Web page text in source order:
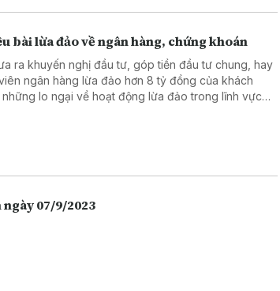
bài lừa đảo về ngân hàng, chứng khoán
ra khuyến nghị đầu tư, góp tiền đầu tư chung, hay
ngân hàng lừa đảo hơn 8 tỷ đồng của khách
lo ngại về hoạt động lừa đảo trong lĩnh vực
Khoảnh khắc & Sự kiện ngày 07/9/2023